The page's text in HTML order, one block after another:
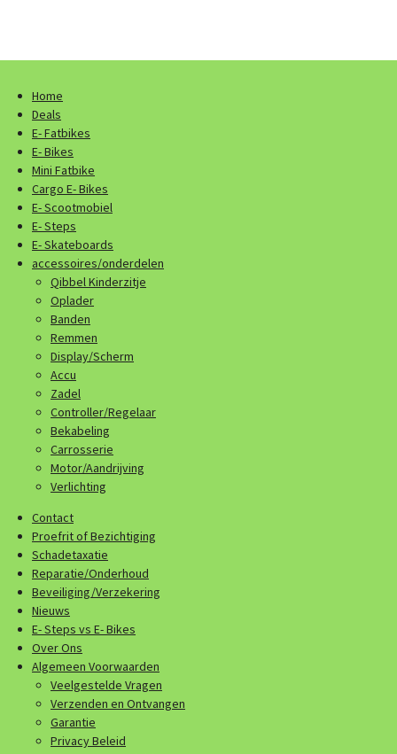
Home
Deals
E- Fatbikes
E- Bikes
Mini Fatbike
Cargo E- Bikes
E- Scootmobiel
E- Steps
E- Skateboards
accessoires/onderdelen
Qibbel Kinderzitje
Oplader
Banden
Remmen
Display/Scherm
Accu
Zadel
Controller/Regelaar
Bekabeling
Carrosserie
Motor/Aandrijving
Verlichting
Contact
Proefrit of Bezichtiging
Schadetaxatie
Reparatie/Onderhoud
Beveiliging/Verzekering
Nieuws
E- Steps vs E- Bikes
Over Ons
Algemeen Voorwaarden
Veelgestelde Vragen
Verzenden en Ontvangen
Garantie
Privacy Beleid